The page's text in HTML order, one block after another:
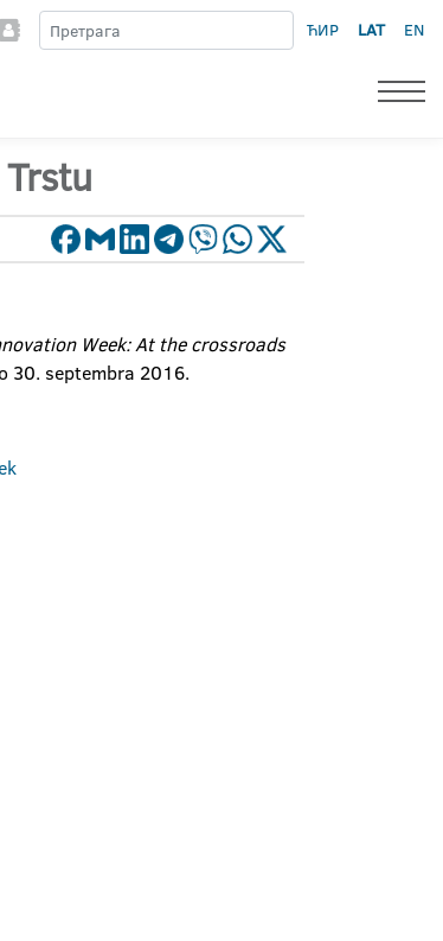
ЋИР LAT EN
Week: At the crossroads
30. septembra 2016.